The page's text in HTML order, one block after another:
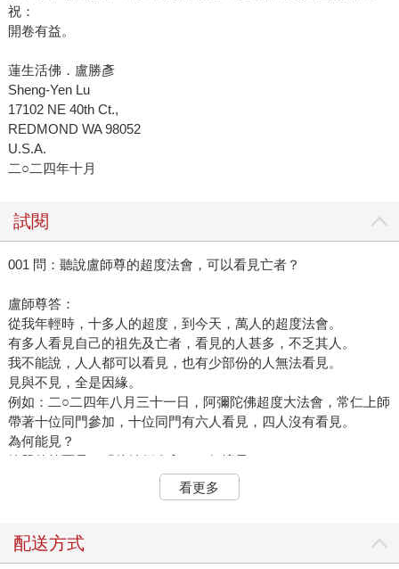
祝：
開卷有益。
蓮生活佛．盧勝彥
Sheng-Yen Lu
17102 NE 40th Ct.,
REDMOND WA 98052
U.S.A.
二○二四年十月
試閱
001 問：聽說盧師尊的超度法會，可以看見亡者？
盧師尊答：
從我年輕時，十多人的超度，到今天，萬人的超度法會。
有多人看見自己的祖先及亡者，看見的人甚多，不乏其人。
我不能說，人人都可以看見，也有少部份的人無法看見。
見與不見，全是因緣。
例如：二○二四年八月三十一日，阿彌陀佛超度大法會，常仁上師
帶著十位同門參加，十位同門有六人看見，四人沒有看見。
為何能見？
簡單的答覆是：「他她們進入了一個境界。」
沒看見，那是未能進入境界。
這是最簡單的回答。如果要認真的回答這個問題，可能要寫一本
我是超度法會的主要角色，我坐在法座正中央。
看更多
配送方式